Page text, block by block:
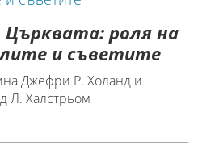
Църквата: роля на
и съветите
Джефри Р. Холанд и
Л. Халстрьом